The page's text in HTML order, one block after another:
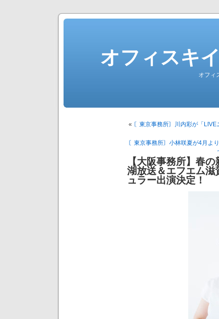
オフィスキ
オフィ
« 〘東京事務所〙川内彩が「
〘東京事務所〙小林咲夏が4月よ
【大阪事務所】春
湖放送＆エフエム滋
ュラー出演決定！